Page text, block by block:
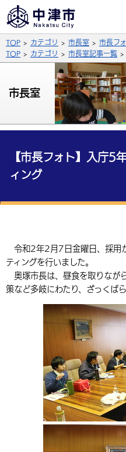
文字
拡大
英語（English）
中国語（繁体字）
公式SNS
X
サイト内検索
総合メニュー
くらしの情報
届出・登録・証明
税金
環境・衛生
事業者の方へ
農林水産業
都市整備
施設情報
手当・助成
相談・支援・情報
観光・移住
観光なび
遊ぶ・体験する
買う・おみやげ
市政情報
中津市について
地方創生・地域活性化
行政・計画
TOP カテゴリ 市長室 市長フ
TOP
カテゴリ 市長室記事一覧
市長室
【市長フォト】入庁5
ィング
令和2年2月7日金曜日、採用
ティングを行いました。
奥塚市長は、昼食を取りなが
策など多岐にわたり、ざっくば